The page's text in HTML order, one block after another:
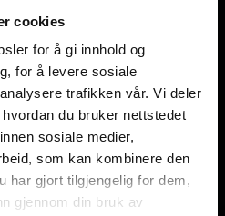
cookies
for å gi innhold og
for å levere sosiale
trafikken vår. Vi deler
du bruker nettstedet
sosiale medier,
som kan kombinere den
har gjort tilgjengelig for dem,
gjennom din bruk av